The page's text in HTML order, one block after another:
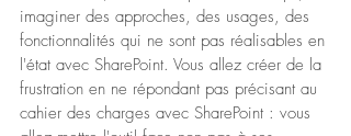
imaginer des approches, des usages, des
fonctionnalités qui ne sont pas réalisables en
l'état avec SharePoint. Vous allez créer de la
frustration en ne répondant pas précisant au
cahier des charges avec SharePoint : vous